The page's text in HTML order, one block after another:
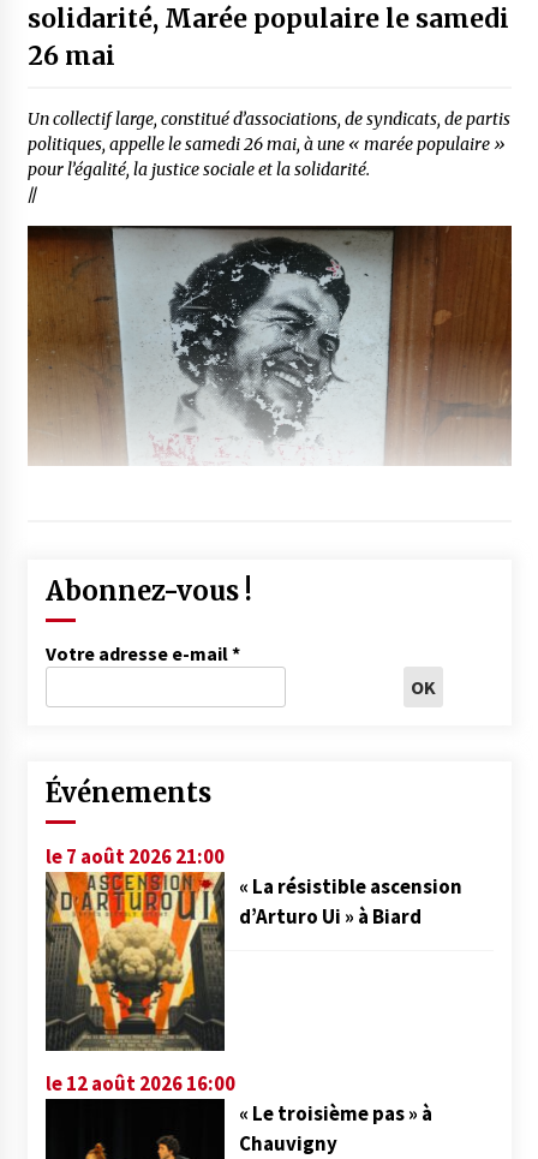
solidarité, Marée populaire le samedi
26 mai
Un collectif large, constitué d’associations, de syndicats, de partis
politiques, appelle le samedi 26 mai, à une « marée populaire »
pour l’égalité, la justice sociale et la solidarité.
//
Abonnez-vous !
Votre adresse e-mail*
Événements
le 7 août 2026 21:00
« La résistible ascension
d’Arturo Ui » à Biard
le 12 août 2026 16:00
« Le troisième pas » à
Chauvigny